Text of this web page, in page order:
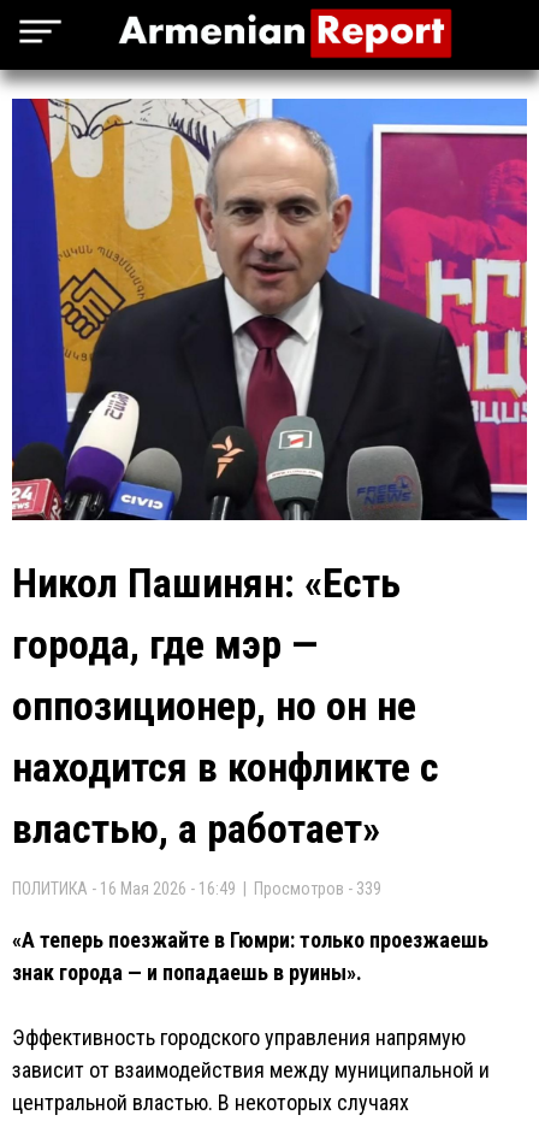
Никол Пашинян: «Есть
города, где мэр —
оппозиционер, но он не
находится в конфликте с
властью, а работает»
ПОЛИТИКА - 16 Мая 2026 - 16:49 | Просмотров - 339
«А теперь поезжайте в Гюмри: только проезжаешь
знак города — и попадаешь в руины».
Эффективность городского управления напрямую
зависит от взаимодействия между муниципальной и
центральной властью. В некоторых случаях